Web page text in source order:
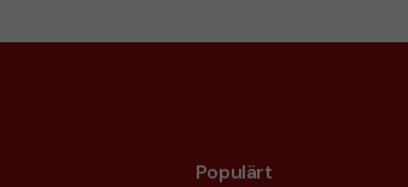
Populärt